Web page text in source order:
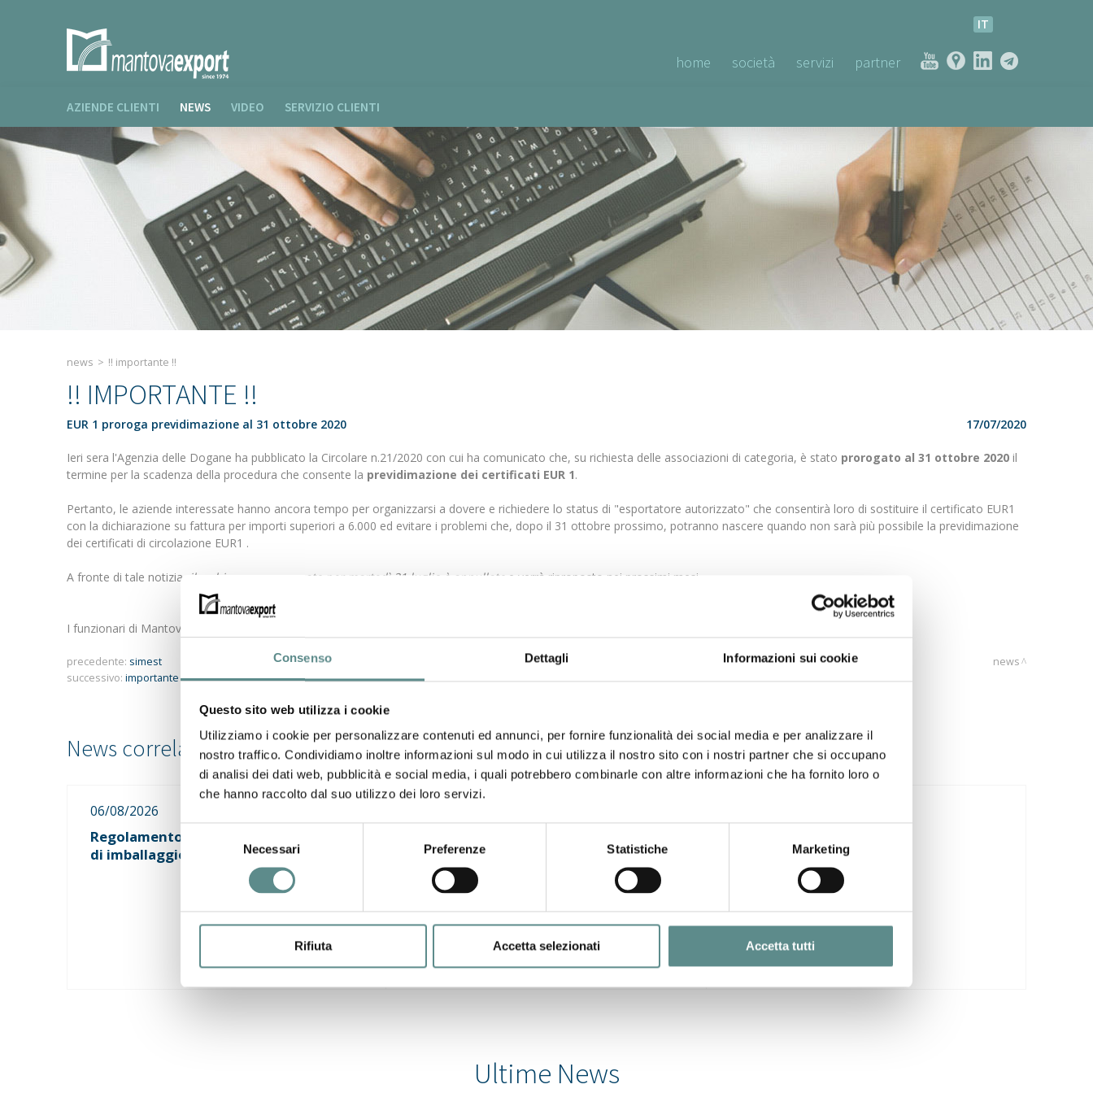
Consenso Dettagli Informazioni sui cookie
Questo sito web utilizza i cookie
Utilizziamo i cookie per personalizzare contenuti ed annunci, per fornire funzionalità dei social media e per analizzare il
nostro traffico. Condividiamo inoltre informazioni sul modo in cui utilizza il nostro sito con i nostri partner che si occupano
di analisi dei dati web, pubblicità e social media, i quali potrebbero combinarle con altre informazioni che ha fornito loro o
che hanno raccolto dal suo utilizzo dei loro servizi.
Selezione
del
Necessari Preferenze Statistiche Marketing
Rifiuta Accetta selezionati Accetta tutti
IT
home società servizi partner
AZIENDE CLIENTI NEWS VIDEO SERVIZIO CLIENTI
news > !! importante !!
!! IMPORTANTE !!
EUR 1 proroga previdimazione al 31 ottobre 2020 17/07/2020
Ieri sera l'Agenzia delle Dogane ha pubblicato la Circolare n.21/2020 con cui ha comunicato che, su richiesta delle associazioni di categoria, è stato prorogato al 31 ottobre 2020 il
termine per la scadenza della procedura che consente la previdimazione dei certificati EUR 1.
Pertanto, le aziende interessate hanno ancora tempo per organizzarsi a dovere e richiedere lo status di "esportatore autorizzato" che consentirà loro di sostituire il certificato EUR1
con la dichiarazione su fattura per importi superiori a 6.000 ed evitare i problemi che, dopo il 31 ottobre prossimo, potranno nascere quando non sarà più possibile la previdimazione
dei certificati di circolazione EUR1 .
A fronte di tale notizia, il webinar programmato per martedì 21 luglio è annullato e verrà riproposto nei prossimi mesi.
I funzionari di Mantova Export sono a disposizione per eventuali approfondimenti.
precedente: simest
successivo: importante accordo commerciale ue - vietnam
news
06/08/2026
Regolamento sugli imballaggi e rifiuti
di imballaggio (PPWR)
Ultime News